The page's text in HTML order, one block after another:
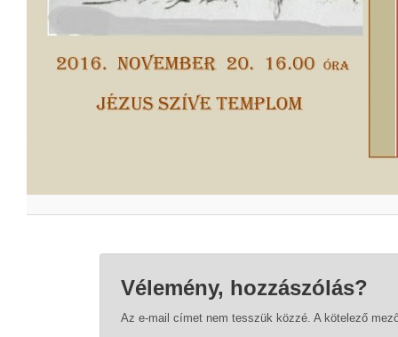
Vélemény, hozzászólás?
Az e-mail címet nem tesszük közzé. A kötelező